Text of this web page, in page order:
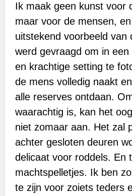
Ik maak geen kunst voor
maar voor de mensen,
uitstekend voorbeeld van
werd gevraagd om in
en krachtige setting te
de mens volledig naakt
alle reserves ontdaan.
waarachtig is, kan het
niet zomaar aan. Het zal
achter gesloten deuren
delicaat voor roddels. En
machtspelletjes. Ik ben
te zijn voor zoiets teders